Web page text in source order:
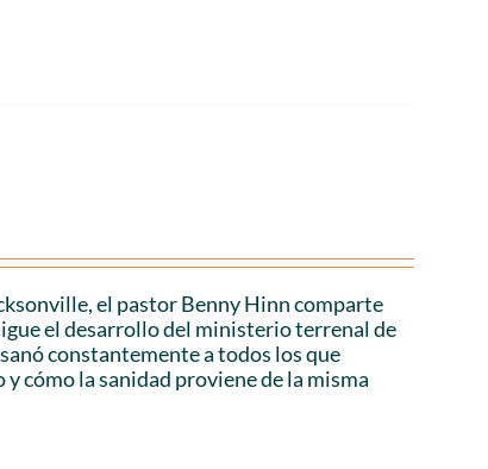
el pastor Benny Hinn comparte
el desarrollo del ministerio terrenal de
constantemente a todos los que
cómo la sanidad proviene de la misma